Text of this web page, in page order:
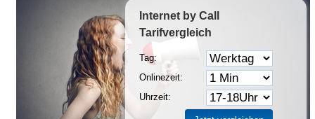
Internet by Call
Tarifvergleich
Tag:
Onlinezeit:
Uhrzeit: